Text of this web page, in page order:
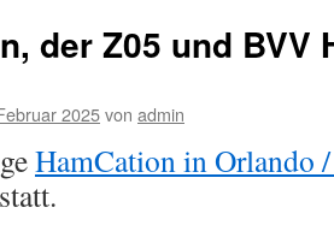
der Z05 und BVV
2025von admin
HamCation in Orlando